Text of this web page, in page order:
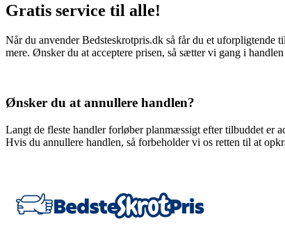
Gratis service til alle!
Når du anvender Bedsteskrotpris.dk så får du et uforpligtende
mere. Ønsker du at acceptere prisen, så sætter vi gang i
Ønsker du at annullere handlen?
Langt de fleste handler forløber planmæssigt efter tilbuddet er
Hvis du annullere handlen, så forbeholder vi os retten til at